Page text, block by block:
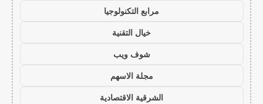
مرابع التكنولوجيا
خيال التقنية
شوف ويب
مجلة الاسهم
الشرقية الاقتصادية